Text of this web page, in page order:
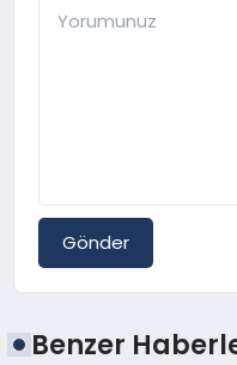
Gönder
Benzer